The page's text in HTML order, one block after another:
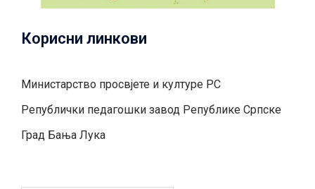
Корисни линкови
Министарство просвјете и културе РС
Републички педагошки завод Републике Српске
Град Бањa Лукa